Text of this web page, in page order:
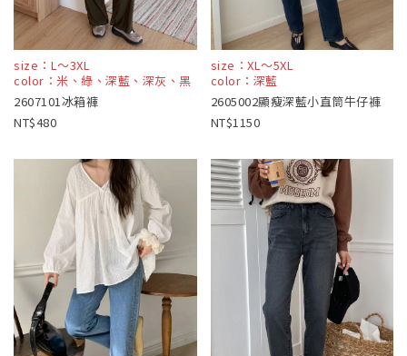
size：L～3XL
color：米、綠、深藍、深灰、黑
2607101冰箱褲
480
size：XL～5XL
color：深藍
2605002顯瘦深藍小直筒牛仔褲
1150